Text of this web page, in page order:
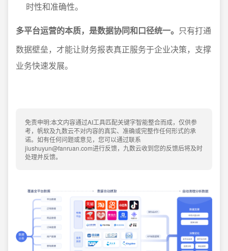
时性和准确性。
多平台运营的本质，是数据协同和口径统一。 只有打通
数据壁垒，才能让财务报表真正服务于企业决策，支撑
业务快速发展。
免责申明:本文内容通过AI工具匹配关键字智能整合而成，仅供参
考，帆软及九数云不对内容的真实、准确或完整作任何形式的承
诺。如有任何问题或意见，您可以通过联系
jiushuyun@fanruan.com进行反馈，九数云收到您的反馈后将及时
处理并反馈。